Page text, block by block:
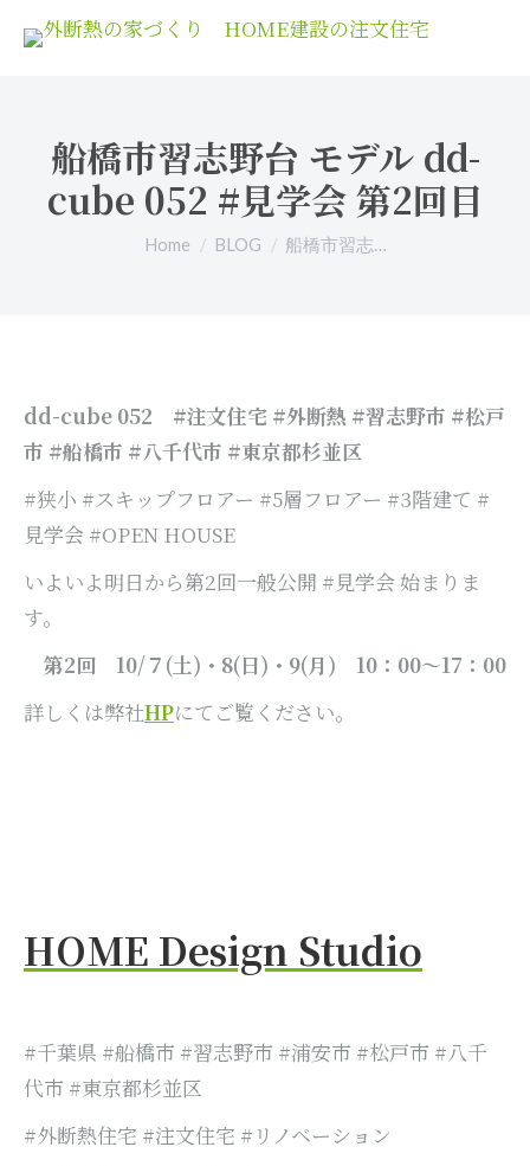
船橋市習志野台 モデル dd-
cube 052 #見学会 第2回目
You are here:
Home BLOG 船橋市習志…
dd-cube 052 #注文住宅 #外断熱 #習志野市 #松戸
市 #船橋市 #八千代市 #東京都杉並区
#狭小 #スキップフロアー #5層フロアー #3階建て #
見学会 #OPEN HOUSE
いよいよ明日から第2回一般公開 #見学会 始まりま
す。
第2回 10/７(土)・8(日)・9(月) 10：00～17：00
詳しくは弊社HPにてご覧ください。
HOME Design Studio
#千葉県 #船橋市 #習志野市 #浦安市 #松戸市 #八千
代市 #東京都杉並区
#外断熱住宅 #注文住宅 #リノベーション